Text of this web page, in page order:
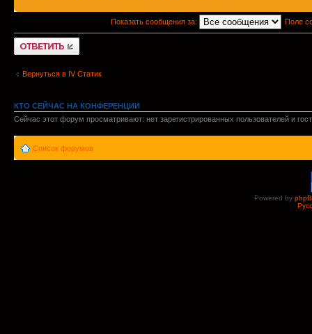
Показать сообщения за: Поле
Ответить
Вернуться в IV Статик
КТО СЕЙЧАС НА КОНФЕРЕНЦИИ
Сейчас этот форум просматривают: нет зарегистрированных пользователей и
Список форумов
Powered by